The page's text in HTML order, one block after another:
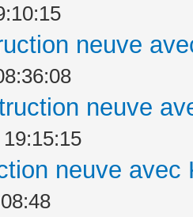
neuve
neuve
neuve avec